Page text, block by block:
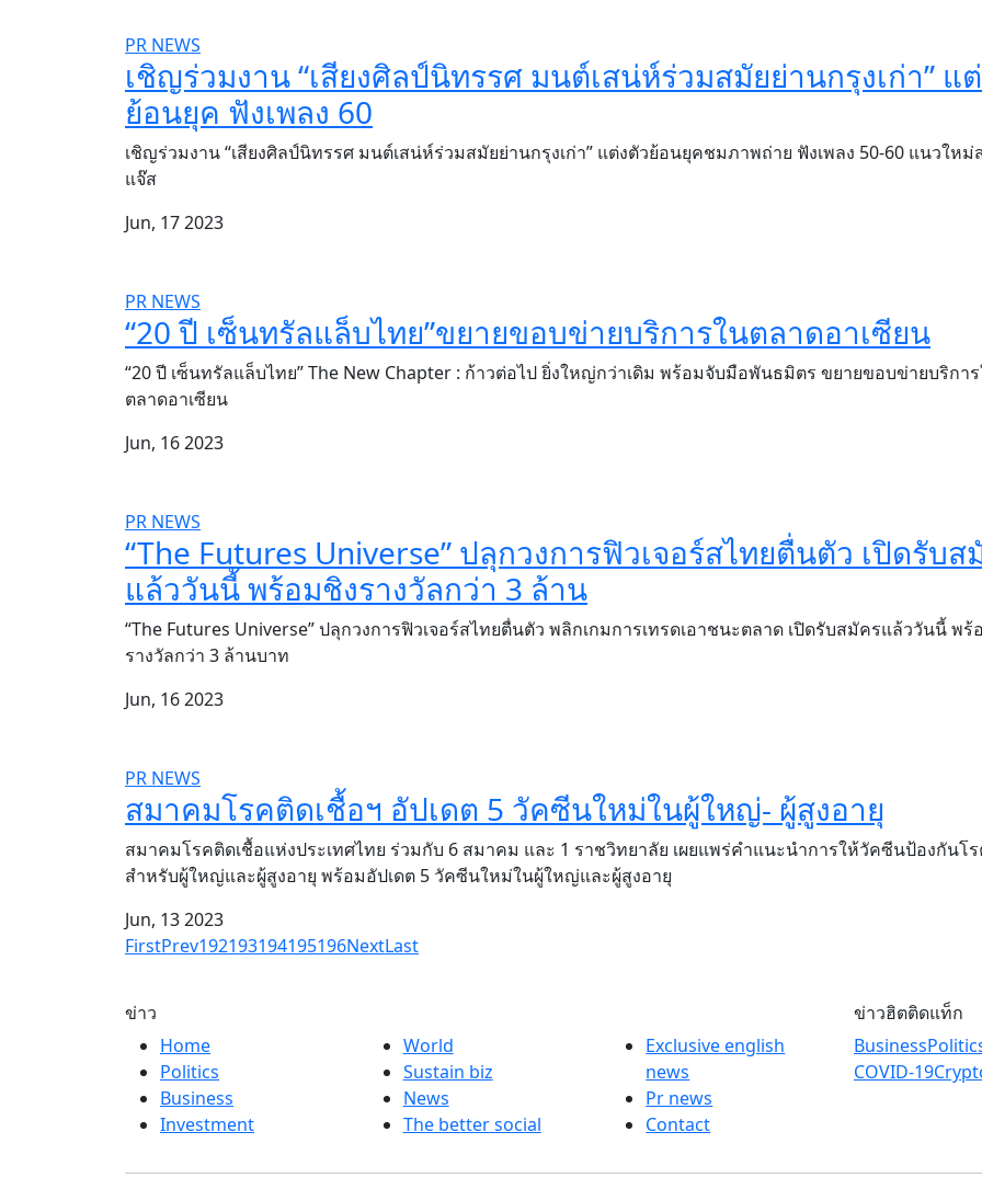
PR NEWS
เชิญร่วมงาน “เสียงศิลป์นิทรรศ มนต์เสน่ห์ร่วมสมัยย่านกรุงเก่า” แ
ย้อนยุค ฟังเพลง 60
เชิญร่วมงาน “เสียงศิลป์นิทรรศ มนต์เสน่ห์ร่วมสมัยย่านกรุงเก่า” แต่งตัวย้อนยุคชมภาพถ่าย ฟังเพลง 50-60 แนวใหม่
แจ๊ส
Jun, 17 2023
PR NEWS
“20 ปี เซ็นทรัลแล็บไทย”ขยายขอบข่ายบริการในตลาดอาเซียน
“20 ปี เซ็นทรัลแล็บไทย” The New Chapter : ก้าวต่อไป ยิ่งใหญ่กว่าเดิม พร้อมจับมือพันธมิตร ขยายขอบข่ายบริกา
ตลาดอาเซียน
Jun, 16 2023
PR NEWS
“The Futures Universe” ปลุกวงการฟิวเจอร์สไทยตื่นตัว เปิดรับส
แล้ววันนี้ พร้อมชิงรางวัลกว่า 3 ล้าน
“The Futures Universe” ปลุกวงการฟิวเจอร์สไทยตื่นตัว พลิกเกมการเทรดเอาชนะตลาด เปิดรับสมัครแล้ววันนี้ พร้
รางวัลกว่า 3 ล้านบาท
Jun, 16 2023
PR NEWS
สมาคมโรคติดเชื้อฯ อัปเดต 5 วัคซีนใหม่ในผู้ใหญ่- ผู้สูงอายุ
สมาคมโรคติดเชื้อแห่งประเทศไทย ร่วมกับ 6 สมาคม และ 1 ราชวิทยาลัย เผยแพร่คำแนะนำการให้วัคซีนป้องกันโ
สำหรับผู้ใหญ่และผู้สูงอายุ พร้อมอัปเดต 5 วัคซีนใหม่ในผู้ใหญ่และผู้สูงอายุ
Jun, 13 2023
FirstPrev192193194195196NextLast
ข่าว
Home
Politics
Business
Investment
World
Sustain biz
News
The better social
Exclusive english
news
Pr news
Contact
ข่าวฮิตติดแท็ก
Business
COVID-19